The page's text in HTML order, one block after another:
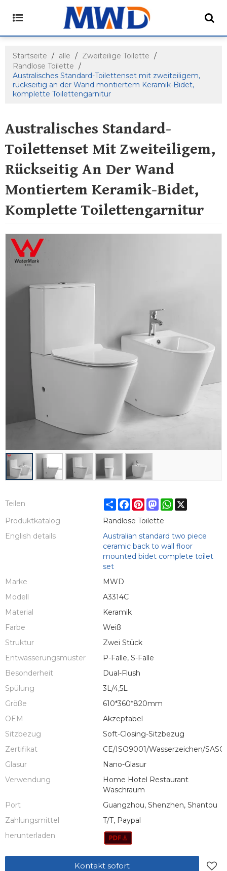
Startseite / alle / Zweiteilige Toilette /
Randlose Toilette /
Australisches Standard-Toilettenset mit zweiteiligem,
rückseitig an der Wand montiertem Keramik-Bidet,
komplette Toilettengarnitur
Australisches Standard-
Toilettenset Mit Zweiteiligem,
Rückseitig An Der Wand
Montiertem Keramik-Bidet,
Komplette Toilettengarnitur
Teilen ShareFacebook
Pinterest
Mastodon
WhatsApp
X
Produktkatalog
Randlose Toilette
English details
Australian standard two piece
ceramic back to wall floor
mounted bidet complete toilet
set
Marke
MWD
Modell
A3314C
Material
Keramik
Farbe
Weiß
Struktur
Zwei Stück
Entwässerungsmuster
P-Falle, S-Falle
Besonderheit
Dual-Flush
Spülung
3L/4,5L
Größe
610*360*820mm
OEM
Akzeptabel
Sitzbezug
Soft-Closing-Sitzbezug
Zertifikat
CE/ISO9001/Wasserzeichen/SASO
Glasur
Nano-Glasur
Verwendung
Home Hotel Restaurant
Waschraum
Port
Guangzhou, Shenzhen, Shantou
Zahlungsmittel
T/T, Paypal
herunterladen
Kontakt sofort